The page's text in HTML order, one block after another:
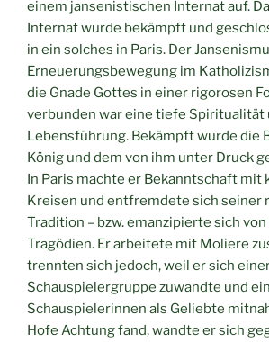
einem jansenistischen Internat auf.
Internat wurde bekämpft und
in ein solches in Paris. Der
Erneuerungsbewegung im
die Gnade Gottes in einer rigorosen
verbunden war eine tiefe Spiritualität
Lebensführung. Bekämpft wurde die
König und dem von ihm unter Druck
In Paris machte er Bekanntschaft mit
Kreisen und entfremdete sich seiner
Tradition – bzw. emanzipierte sich
Tragödien. Er arbeitete mit Moliere
trennten sich jedoch, weil er sich
Schauspielergruppe zuwandte und
Schauspielerinnen als Geliebte
Hofe Achtung fand, wandte er sich